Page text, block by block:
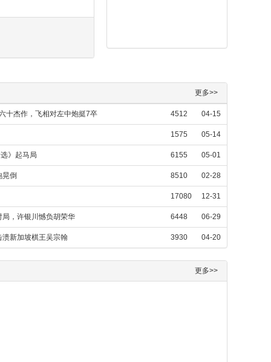
更多>>
十杰作，飞相对左中炮挺7卒 4512 04-15
1575 05-14
》起马局 6155 05-01
倒 8510 02-28
17080 12-31
，许银川憾负胡荣华 6448 06-29
新加坡棋王吴宗翰 3930 04-20
更多>>